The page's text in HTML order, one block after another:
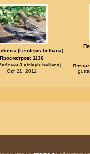
(Leiolepis belliana)
Просмотров: 1136
(Leiolepis belliana)
Окт 21, 2011